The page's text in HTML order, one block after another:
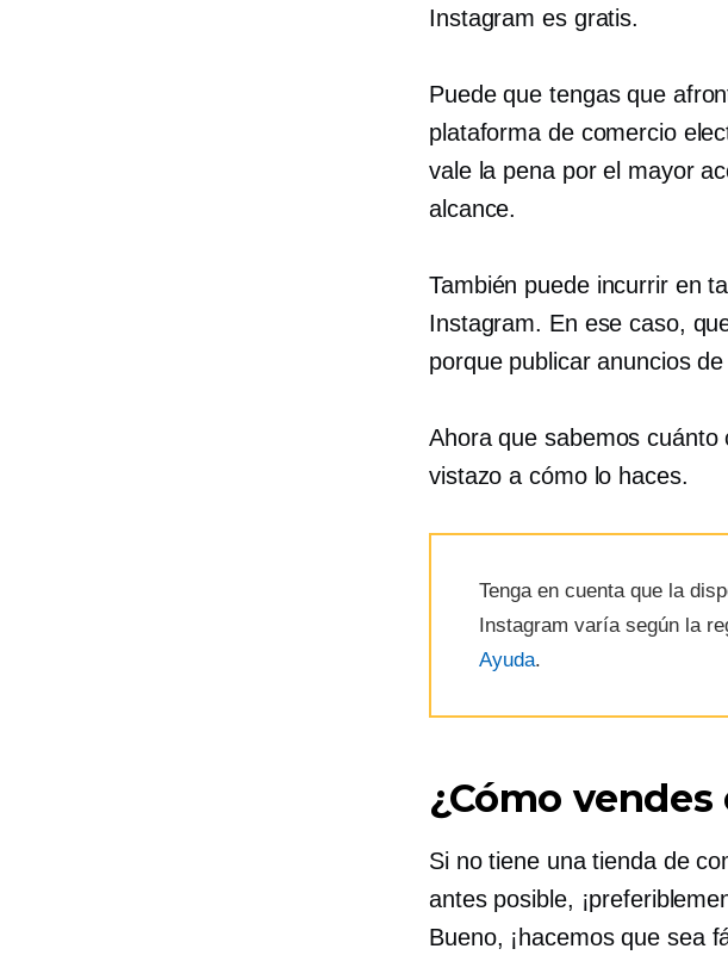
Instagram es gratis.
Puede que tengas que
plataforma de comercio
vale la pena por el mayor
alcance.
También puede incurrir en
Instagram. En ese caso,
porque publicar anuncios
Ahora que sabemos cuánto
vistazo a cómo lo haces.
Tenga en cuenta que la
Instagram varía según la
Ayuda.
¿Cómo
Si no tiene una tienda de
antes posible,
Bueno, ¡hacemos que sea